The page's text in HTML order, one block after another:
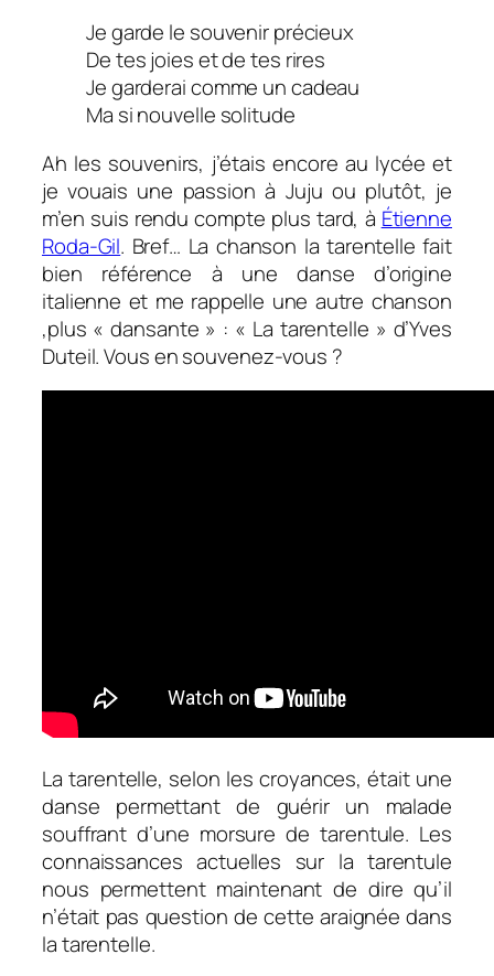
Je garde le souvenir précieux
De tes joies et de tes rires
Je garderai comme un cadeau
Ma si nouvelle solitude
Ah les souvenirs, j’étais encore au lycée et
je vouais une passion à Juju ou plutôt, je
m’en suis rendu compte plus tard, à Étienne
Roda-Gil. Bref… La chanson la tarentelle fait
bien référence à une danse d’origine
italienne et me rappelle une autre chanson
,plus « dansante » : « La tarentelle » d’Yves
Duteil. Vous en souvenez-vous ?
La tarentelle, selon les croyances, était une
danse permettant de guérir un malade
souffrant d’une morsure de tarentule. Les
connaissances actuelles sur la tarentule
nous permettent maintenant de dire qu’il
n’était pas question de cette araignée dans
la tarentelle.